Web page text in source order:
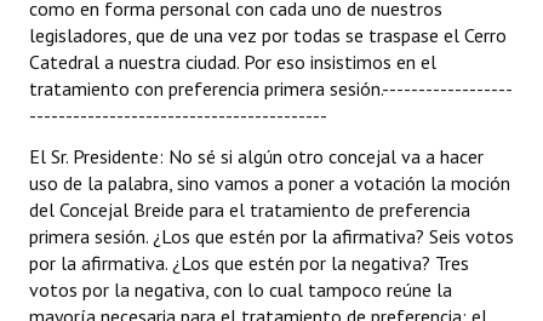
como en forma personal con cada uno de nuestros
legisladores, que de una vez por todas se traspase el Cerro
Catedral a nuestra ciudad. Por eso insistimos en el
tratamiento con preferencia primera sesión.------------------
-----------------------------------------
El Sr. Presidente: No sé si algún otro concejal va a hacer
uso de la palabra, sino vamos a poner a votación la moción
del Concejal Breide para el tratamiento de preferencia
primera sesión. ¿Los que estén por la afirmativa? Seis votos
por la afirmativa. ¿Los que estén por la negativa? Tres
votos por la negativa, con lo cual tampoco reúne la
mayoría necesaria para el tratamiento de preferencia; el